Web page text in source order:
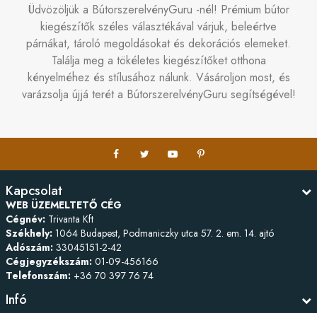
Üdvözöljük a BútorszerelvényGuru -nél! Prémium bútor
kiegészítők széles választékával várjuk, beleértve
párnákat, tároló megoldásokat és dekorációs elemeket.
Találja meg a tökéletes kiegészítőket otthona
kényelméhez és stílusához nálunk. Vásároljon most, és
varázsolja újjá terét a BútorszerelvényGuru segítségével!
Kapcsolat
WEB ÜZEMELTETŐ CÉG
Cégnév: Trivanta Kft
Székhely: 1064 Budapest, Podmaniczky utca 57. 2. em. 14. ajtó
Adószám: 33045151-2-42
Cégjegyzékszám: 01-09-456166
Telefonszám: +36 70 397 76 74
Infó